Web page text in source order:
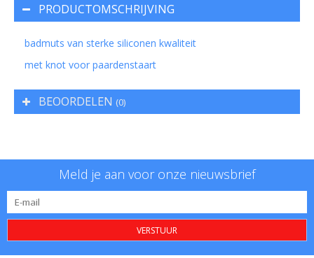
PRODUCTOMSCHRIJVING
badmuts van sterke siliconen kwaliteit
met knot voor paardenstaart
BEOORDELEN (0)
Meld je aan voor onze nieuwsbrief
VERSTUUR